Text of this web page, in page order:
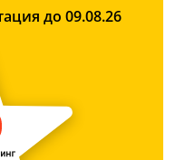
до 09.08.26